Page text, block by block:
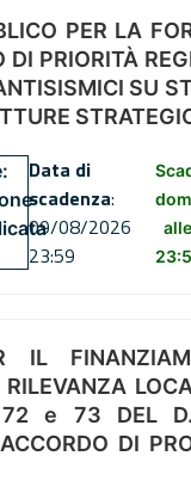
PER LA
DI PRIORITÀ
SU
Data di
scadenza:
09/08/2026
23:59
alle
IL
72 e 73 DEL
DI